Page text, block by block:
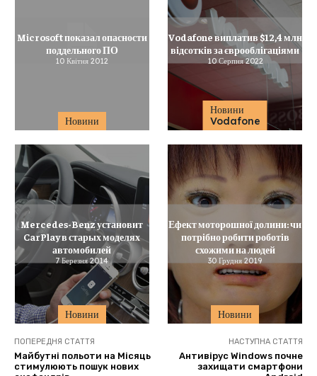
Новини
Microsoft показал опасности
поддельного ПО
10 Квітня 2012
Новини
Vodafone
Vodafone виплатив $12,4 млн
відсотків за єврооблігаціями
10 Серпня 2022
Новини
Mercedes-Benz установит
CarPlay в старых моделях
автомобилей
7 Березня 2014
Новини
Ефект моторошної долини: чи
потрібно робити роботів
схожими на людей
30 Грудня 2019
ПОПЕРЕДНЯ СТАТТЯ
Майбутні польоти на Місяць
стимулюють пошук нових
НАСТУПНА СТАТТЯ
Антивірус Windows почне
захищати смартфони